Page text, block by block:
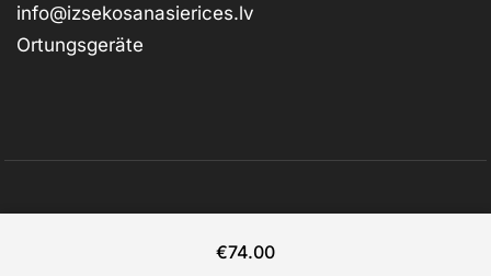
€74.00
info@izsekosanasierices.lv
Ortungsgeräte